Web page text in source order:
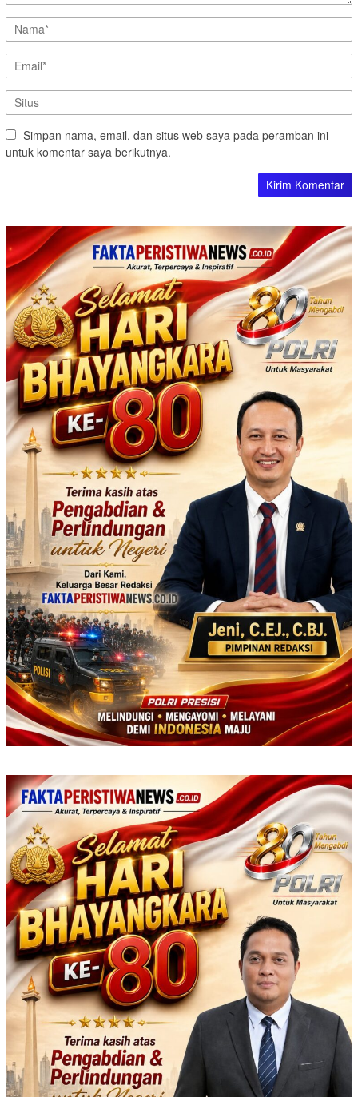
Simpan nama, email, dan situs web saya pada peramban ini
untuk komentar saya berikutnya.